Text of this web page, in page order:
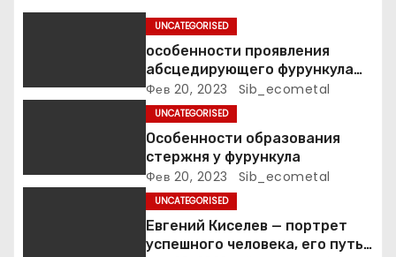
з
п
с
UNCATEGORISED
особенности проявления
абсцедирующего фурункула
код по МКБ-10
Фев 20, 2023 Sib_ecometal
UNCATEGORISED
Особенности образования
стержня у фурункула
Фев 20, 2023 Sib_ecometal
UNCATEGORISED
Евгений Киселев — портрет
успешного человека, его путь